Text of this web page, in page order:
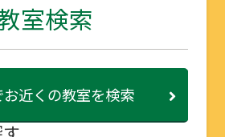
室検索
お近くの教室を検索